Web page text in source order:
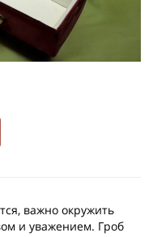
важно окружить
и уважением. Гроб